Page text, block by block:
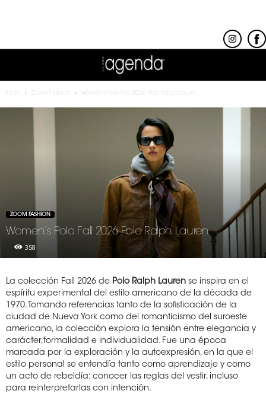
Zoom Fashion Women’s Polo Fall 2026 Polo Ralph Lauren
ZOOM FASHION
Women’s Polo Fall 2026 Polo Ralph Lauren
358
La colección Fall 2026 de Polo Ralph Lauren se inspira en el
espíritu experimental del estilo americano de la década de
1970. Tomando referencias tanto de la sofisticación de la
ciudad de Nueva York como del romanticismo del suroeste
americano, la colección explora la tensión entre elegancia y
carácter,formalidad e individualidad. Fue una época
marcada por la exploración y la autoexpresión, en la que el
estilo personal se entendía tanto como aprendizaje y como
un acto de rebeldía: conocer las reglas del vestir, incluso
para reinterpretarlas con intención.